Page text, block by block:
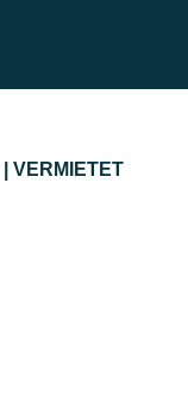
VERMIETET